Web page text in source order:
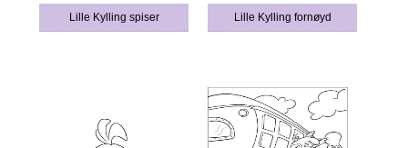
Lille Kylling spiser Lille Kylling fornøyd